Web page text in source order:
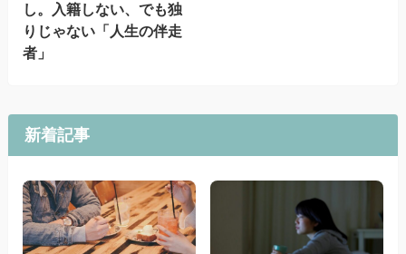
し。入籍しない、でも独
りじゃない「人生の伴走
者」
新着記事